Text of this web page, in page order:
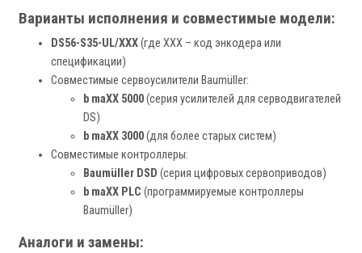
Варианты исполнения и совместимые модели:
DS56-S35-UL/XXX(где XXX – код энкодера или
спецификации)
Совместимые сервоусилители Baumüller:
b maXX 5000(серия усилителей для серводвигателей
DS)
b maXX 3000(для более старых систем)
Совместимые контроллеры:
Baumüller DSD (серия цифровых сервоприводов)
b maXX PLC (программируемые контроллеры
Baumüller)
Аналоги и замены: